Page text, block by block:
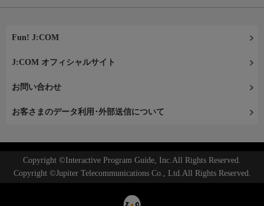
Fun! J:COM
J:COM オフィシャルサイト
お問い合わせ
お客さまのデータ利用･外部送信について
Copyright ©Interactive Program Guide, Inc.All Rights Reserved.
Copyright ©Jupiter Telecommunications Co., Ltd.All Rights Reserved.